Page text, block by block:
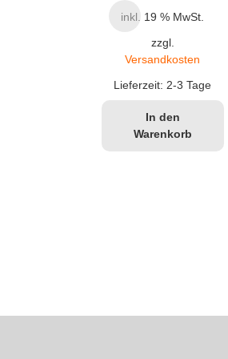
inkl. 19 % MwSt.
zzgl.
Versandkosten
Lieferzeit:2-3 Tage
In den
Warenkorb